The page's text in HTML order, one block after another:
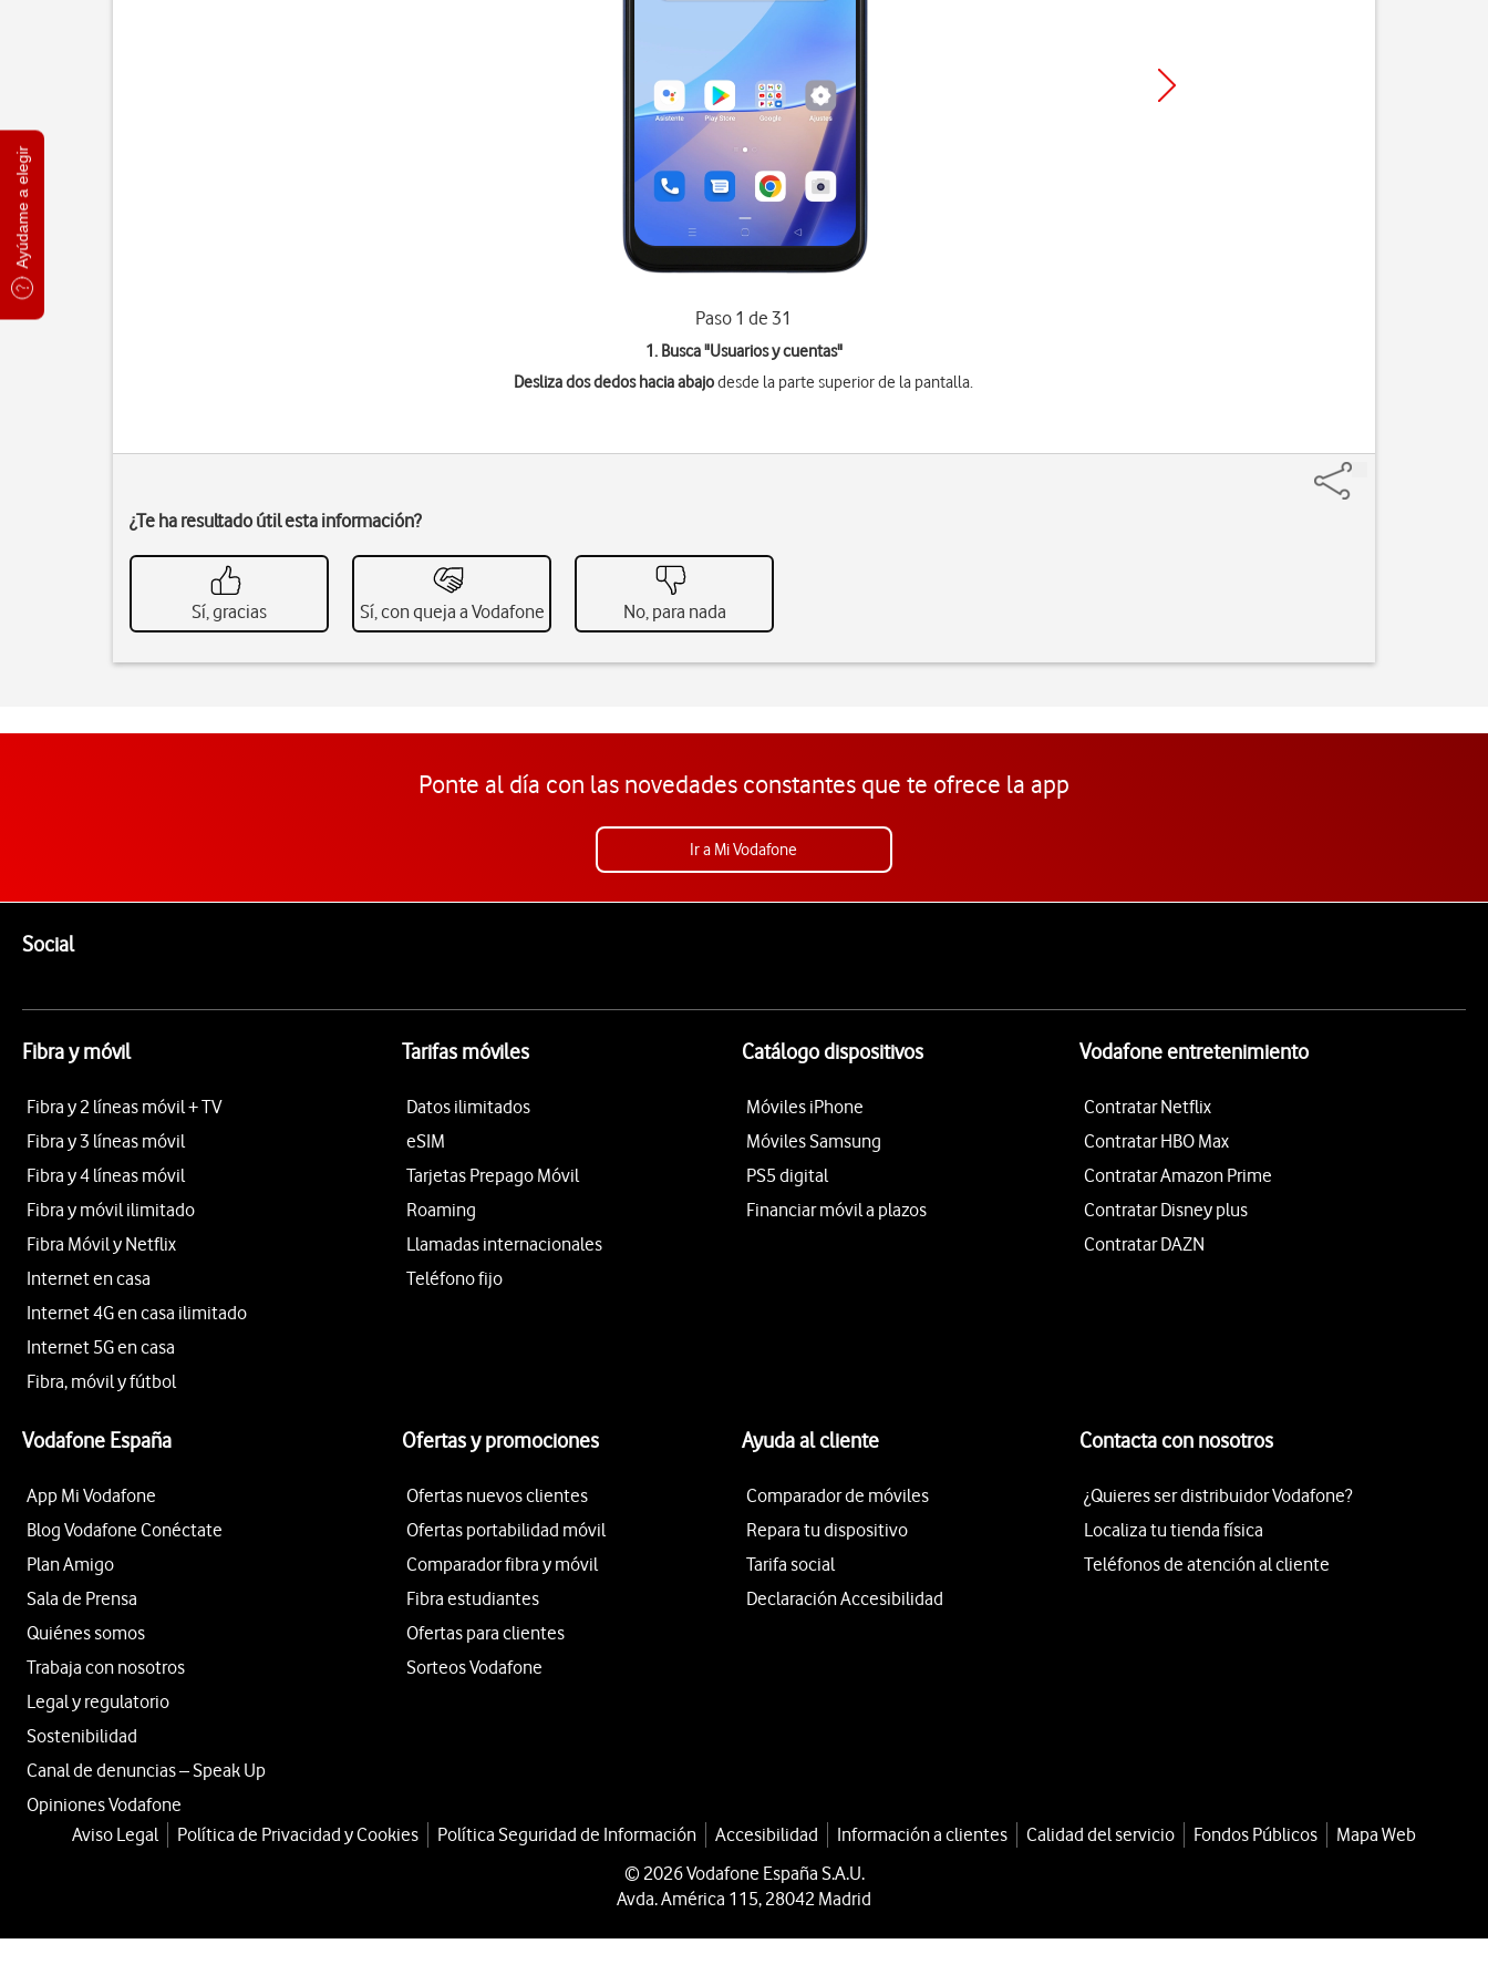
Ayúdame a elegir
Paso 1 de 31
1. Busca "Usuarios y cuentas"
Desliza dos dedos hacia abajodesde la parte superior de la pantalla.
¿Te ha resultado útil esta información?
Sí, gracias Sí, con queja a Vodafone No, para nada
Ponte al día con las novedades constantes que te ofrece la app
Ir a Mi Vodafone
SocialEnlaces a las redes sociales de Vodafone
Fibra y móvil
Fibra y 2 líneas móvil + TV
Fibra y 3 líneas móvil
Fibra y 4 líneas móvil
Fibra y móvil ilimitado
Fibra Móvil y Netflix
Internet en casa
Internet 4G en casa ilimitado
Internet 5G en casa
Fibra, móvil y fútbol
Tarifas móviles
Datos ilimitados
eSIM
Tarjetas Prepago Móvil
Roaming
Llamadas internacionales
Teléfono fijo
Catálogo dispositivos
Móviles iPhone
Móviles Samsung
PS5 digital
Financiar móvil a plazos
Vodafone entretenimiento
Contratar Netflix
Contratar HBO Max
Contratar Amazon Prime
Contratar Disney plus
Contratar DAZN
Vodafone España
App Mi Vodafone
Blog Vodafone Conéctate
Plan Amigo
Sala de Prensa
Quiénes somos
Trabaja con nosotros
Legal y regulatorio
Sostenibilidad
Canal de denuncias – Speak Up
Opiniones Vodafone
Ofertas y promociones
Ofertas nuevos clientes
Ofertas portabilidad móvil
Comparador fibra y móvil
Fibra estudiantes
Ofertas para clientes
Sorteos Vodafone
Ayuda al cliente
Comparador de móviles
Repara tu dispositivo
Tarifa social
Declaración Accesibilidad
Contacta con nosotros
¿Quieres ser distribuidor Vodafone?
Localiza tu tienda física
Teléfonos de atención al cliente
Aviso Legal Política de Privacidad y Cookies Política Seguridad de Información Accesibilidad Información a clientes Calidad del servicio Fondos Públicos
Mapa Web
© 2026 Vodafone España S.A.U.
Avda. América 115, 28042 Madrid